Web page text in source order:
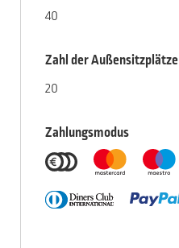
40
Zahl der Außensitzplätze
20
Zahlungsmodus